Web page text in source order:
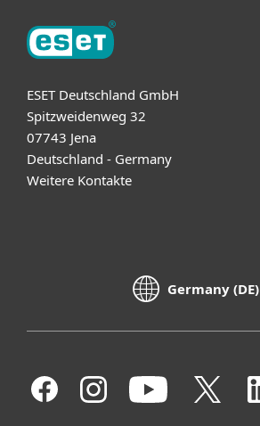
ESET Deutschland GmbH
Spitzweidenweg 32
07743 Jena
Deutschland - Germany
Weitere Kontakte
Germany (DE)